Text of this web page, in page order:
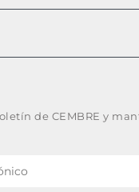
anticorrupción del
de CEMBRE y